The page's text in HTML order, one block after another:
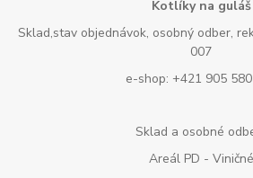
Kotlíky na guláš
Sklad,stav objednávok, osobný odber,
007
e-shop: +421 905
Sklad a osobné
Areál PD - Viničné